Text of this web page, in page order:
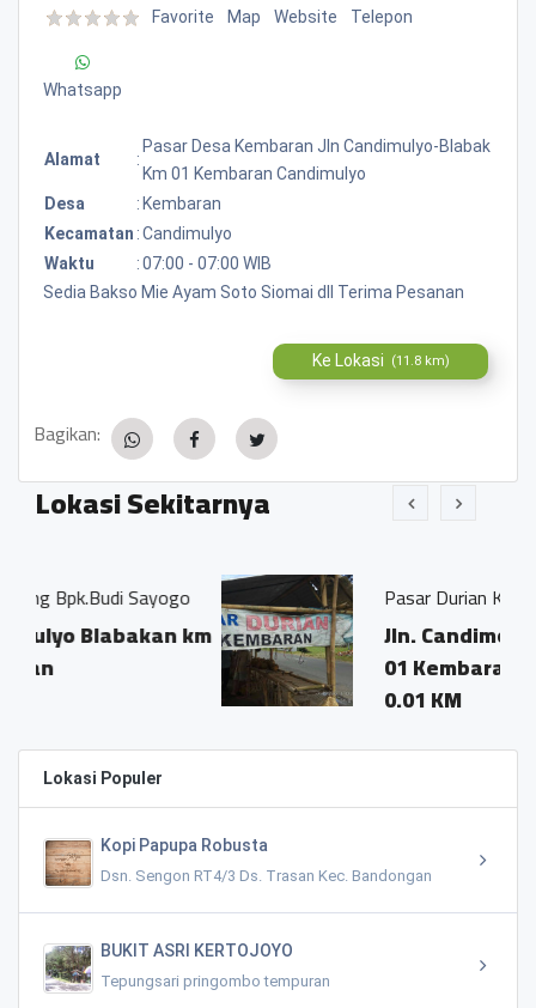
Favorite Map Website Telepon
Whatsapp
Alamat :
Pasar Desa Kembaran Jln Candimulyo-Blabak
Km 01 Kembaran Candimulyo
Desa
: Kembaran
Kecamatan :Candimulyo
Waktu
:07:00 - 07:00 WIB
Sedia Bakso Mie Ayam Soto Siomai dll Terima Pesanan
Ke Lokasi (11.8 km)
Bagikan:
Lokasi Sekitarnya
km
Pasar Durian Kembaran
Jln. Candimolyo - Blabak
01 Kembaran
0.01 KM
Lokasi Populer
Kopi Papupa Robusta
Dsn. Sengon RT4/3 Ds. Trasan Kec. Bandongan
BUKIT ASRI KERTOJOYO
Tepungsari pringombo tempuran